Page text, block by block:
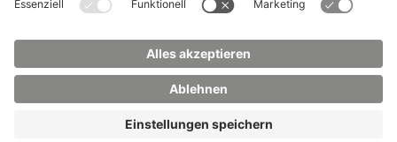
TransparenzgesetzKontakt Lageplan